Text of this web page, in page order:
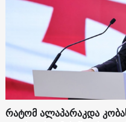
რატომ ალაპარაკდა